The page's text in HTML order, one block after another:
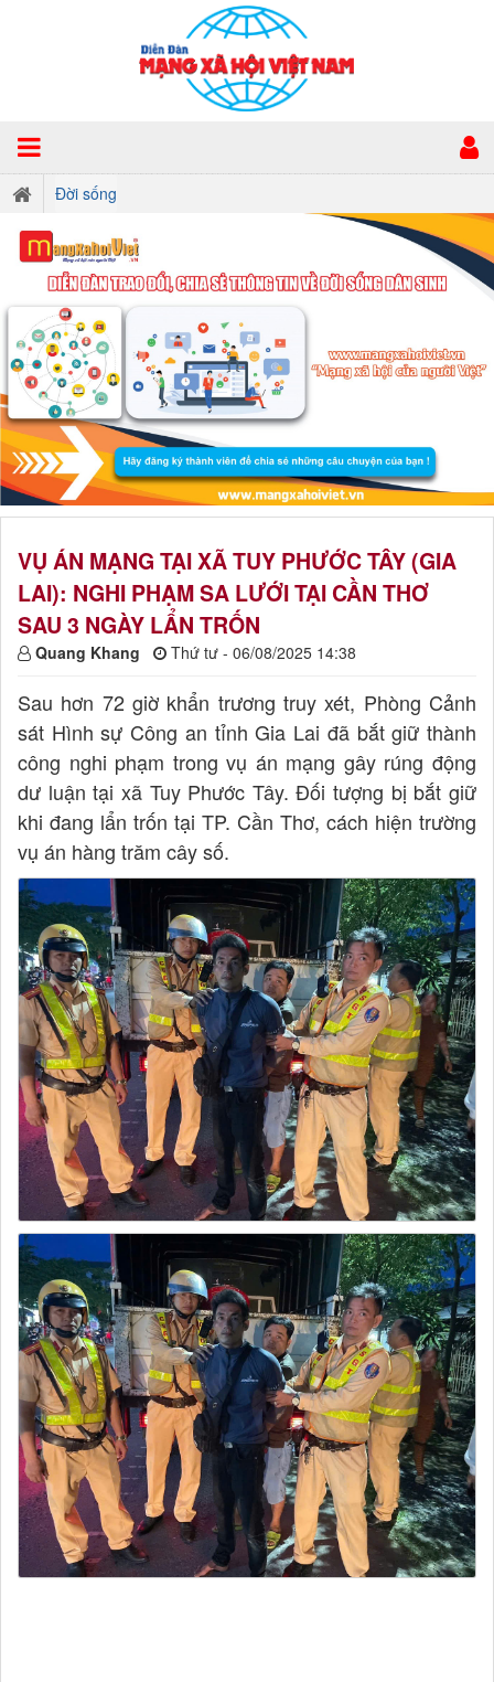
Đời sống
VỤ ÁN MẠNG TẠI XÃ TUY PHƯỚC TÂY (GIA
LAI): NGHI PHẠM SA LƯỚI TẠI CẦN THƠ
SAU 3 NGÀY LẨN TRỐN
Quang Khang Thứ tư - 06/08/2025 14:38
Sau hơn 72 giờ khẩn trương truy xét, Phòng Cảnh
sát Hình sự Công an tỉnh Gia Lai đã bắt giữ thành
công nghi phạm trong vụ án mạng gây rúng động
dư luận tại xã Tuy Phước Tây. Đối tượng bị bắt giữ
khi đang lẩn trốn tại TP. Cần Thơ, cách hiện trường
vụ án hàng trăm cây số.